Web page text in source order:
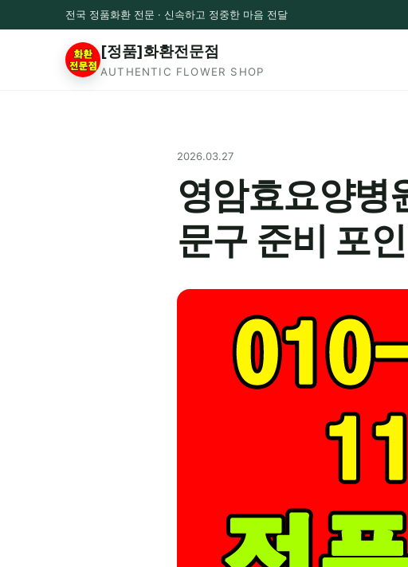
전국 정품화환 전문 · 신속하고 정중한 마음 전달
[정품]화환전문점
AUTHENTIC FLOWER SHOP
2026.03.27
영암효요양병
문구 준비 포